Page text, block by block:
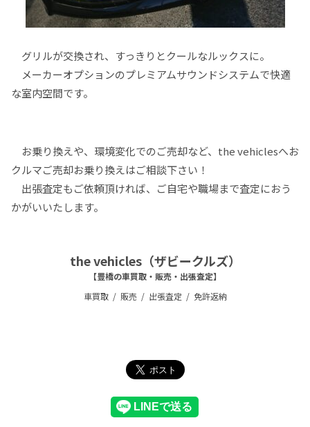
グリルが交換され、すっきりとクールなルックスに。
メーカーオプションのプレミアムサウンドシステムで快適
な室内空間です。
お乗り換えや、環境変化でのご売却など、the vehiclesへお
クルマご売却お乗り換えはご相談下さい！
出張査定もご依頼頂ければ、ご自宅や職場まで査定におう
かがいいたします。
the vehicles（ザビークルズ）
【豊橋の車買取・販売・出張査定】
車買取
販売 出張査定 免許返納